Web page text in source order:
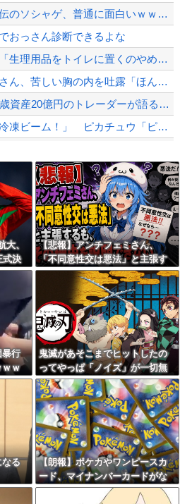
【悲報】強者男性さん「30超えてデートの練習とかしてる奴なんなんだ？普通は10代...
【緊急速報】NYで警官が黒人男性の首を絞め、暴動第二波不可避へ
Powered by livedoor 相互RSS
【朗報】幻想水滸伝のソシャゲ、普通に面白いｗｗｗｗｗ
おっさん診断できるよな
同棲してる彼氏に「生理用品をトイレに置くのやめてほしい」と言われた
【画像】佐藤二朗さん、苦しい胸の内を吐露「ほんとうのことを言えなくて悔しい」
【こちらです】88歳資産20億円のトレーダーが語る投資8箇条
俺「ピカチュウ！冷凍ビーム！」 ピカチュウ「ピカッ！？ピカピーカー」
機会、ない
【画像】トイザらス、開店前から行列ｗｗｗｗｗｗｗｗｗｗｗｗｗｗｗｗ
日本旅行キャンセルすべきか…1万年ぶり史上最大級の火山の兆し＝韓国の反応
海外「おめでとうタキ！」リヴァプール南野がバースデーゴール！！
Powered by livedoor 相互RSS
、
式決
、
【悲報】アンチフェミさん、
「不同意性交は悪法」と主張す
るも、その理由を説明できな
暴行
ｗｗ
鬼滅があそこまでヒットしたの
ってやっぱ「ノイズ」が一切無
いからよな
なる
【朗報】ポケカやワンピースカ
ード、マイナンバーカードがな
いと購入不可能へｗｗｗｗｗｗ